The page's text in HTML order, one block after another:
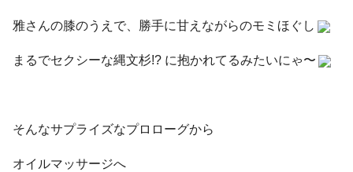
雅さんの膝のうえで、勝手に甘えながらのモミほぐし
まるでセクシーな縄文杉!? に抱かれてるみたいにゃ〜
そんなサプライズなプロローグから
オイルマッサージへ